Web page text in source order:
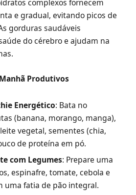
complexos fornecem
e gradual, evitando picos de
gorduras saudáveis
do cérebro e ajudam na
Produtivos
Energético: Bata no
(banana, morango, manga),
vegetal, sementes (chia,
de proteína em pó.
com Legumes: Prepare uma
espinafre, tomate, cebola e
uma fatia de pão integral.